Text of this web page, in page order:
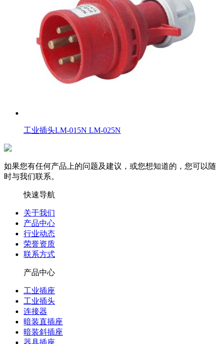
工业插头LM-015N LM-025N
如果您有任何产品上的问题及建议，或您想知道的，您可以随
时与我们联系。
快速导航
关于我们
产品中心
行业动态
荣誉资质
联系方式
产品中心
工业插座
工业插头
连接器
暗装直插座
暗装斜插座
器具插座